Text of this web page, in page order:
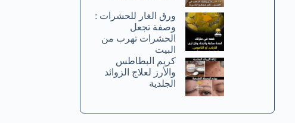
ورق الغار للحشرات :
وصفة تجعل
الحشرات تهرب من
البيت
كريم البطاطس
والأرز لعلاج الزوائد
الجلدية